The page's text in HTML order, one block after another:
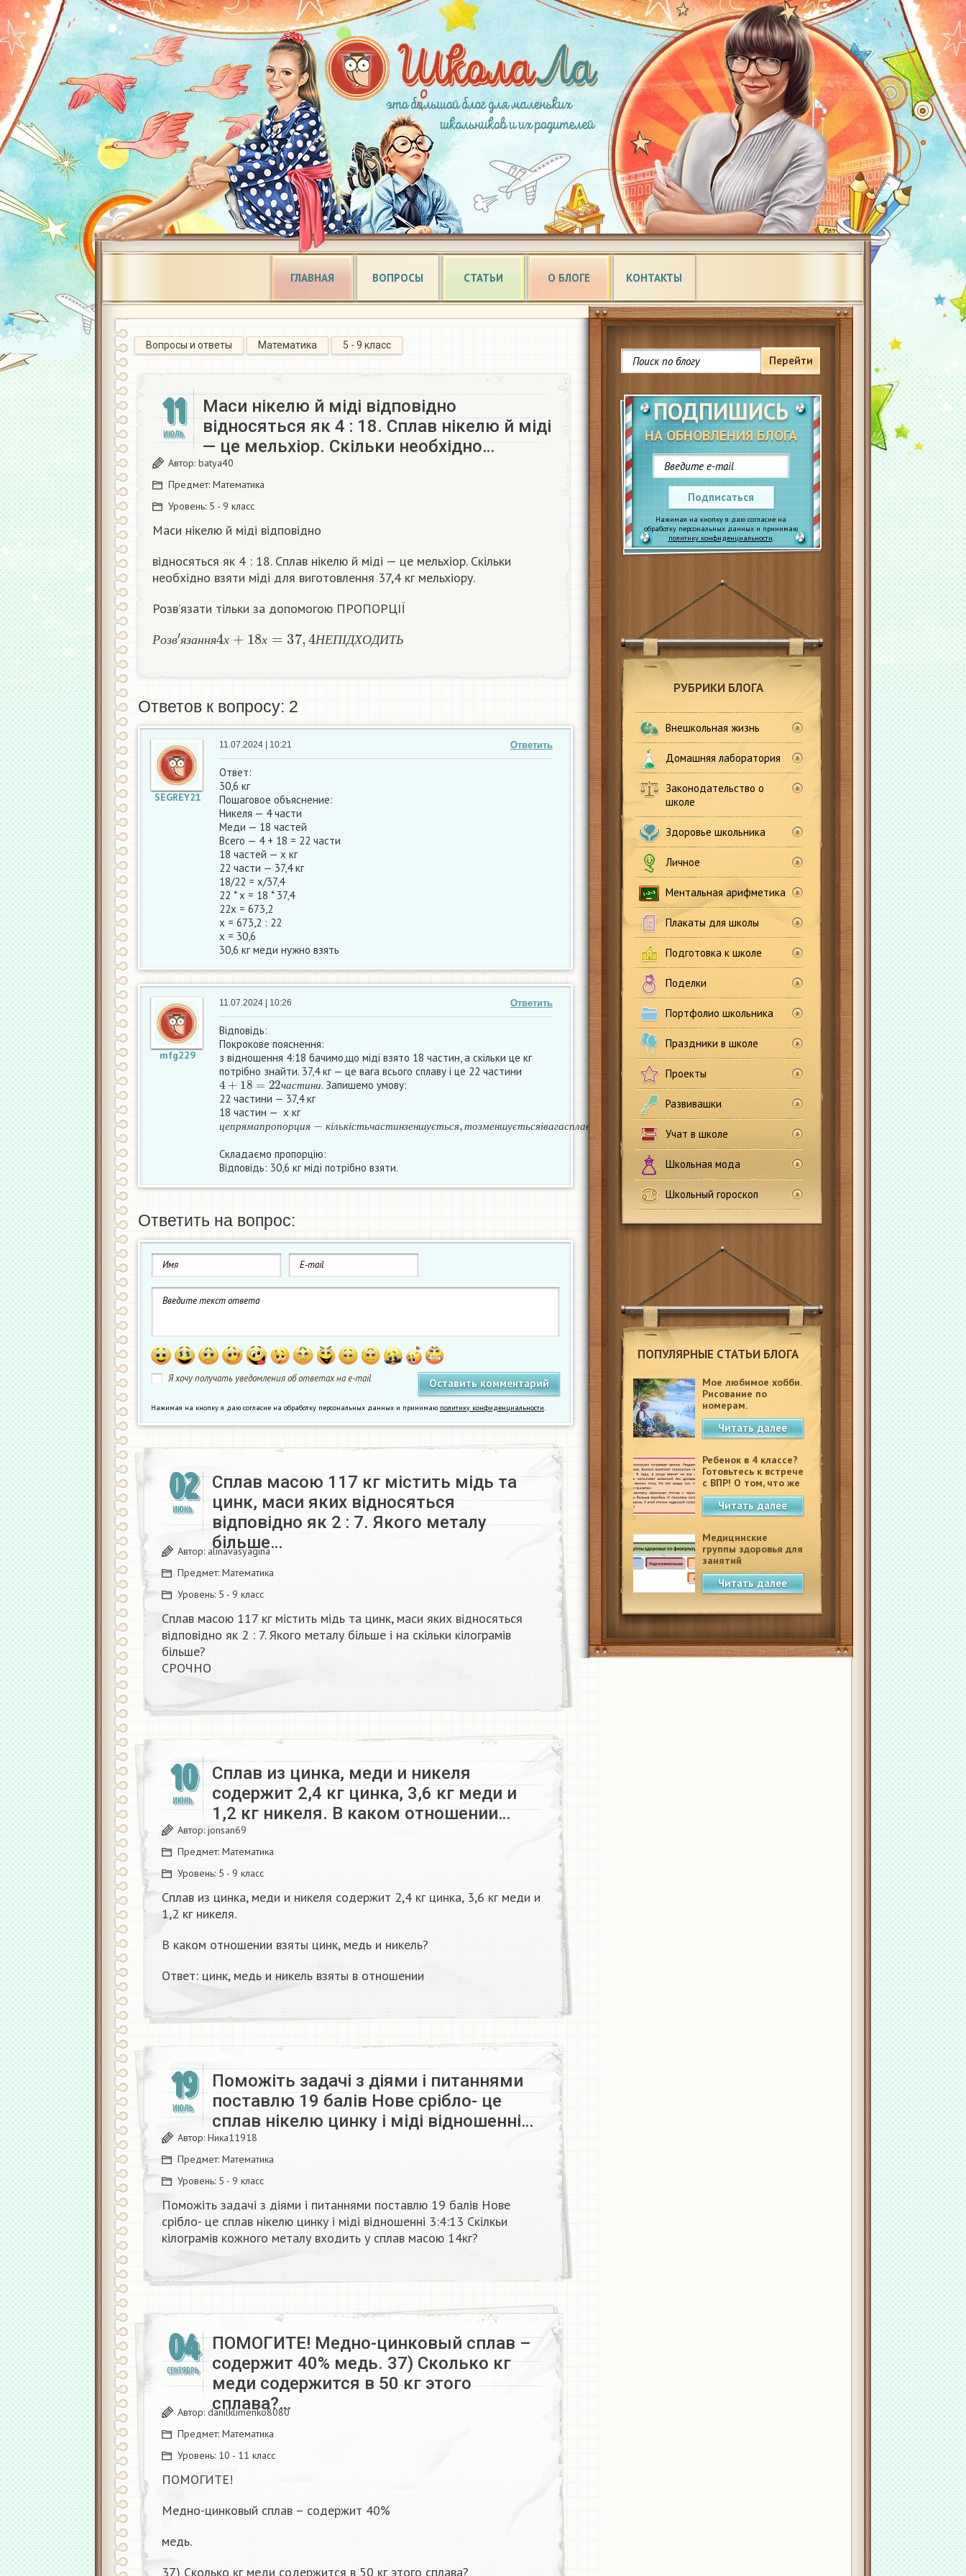
ГЛАВНАЯ ВОПРОСЫ СТАТЬИ О БЛОГЕ КОНТАКТЫ
Перейти
ПОДПИШИСЬ
НА ОБНОВЛЕНИЯ БЛОГА
Подписаться
Нажимая на кнопку я даю согласие на
обработку персональных данных и принимаю
политику конфиденциальности.
РУБРИКИ БЛОГА
Внешкольная жизнь
Домашняя лаборатория
Законодательство о
школе
Здоровье школьника
Личное
Ментальная арифметика
Плакаты для школы
Подготовка к школе
Поделки
Портфолио школьника
Праздники в школе
Проекты
Развивашки
Учат в школе
Школьная мода
Школьный гороскоп
ПОПУЛЯРНЫЕ СТАТЬИ БЛОГА
Мое любимое хобби.
Рисование по
номерам.
Читать далее
Ребенок в 4 классе?
Готовьтесь к встрече
с ВПР! О том, что же
это такое.
Читать далее
Медицинские
группы здоровья для
занятий
физкультурой в
школеЧитать далее
Вопросы и ответы Математика 5 - 9 класс
11
ИЮЛЬ
Маси нікелю й міді відповідно
відносяться як 4 : 18. Сплав нікелю й міді
— це мельхіор. Скільки необхідно…
Автор: batya40
Предмет: Математика
Уровень: 5 - 9 класс
Маси нікелю й міді відповідно
відносяться як 4 : 18. Сплав нікелю й міді — це мельхіор. Скільки
необхідно взяти міді для виготовлення 37,4 кг мельхіору.
Розв’язати тільки за допомогою ПРОПОРЦІЇ
Р о з в яз а н ня х х НЕПІДХ ОДИ ТЬ
в н + 18 37, Н
Ответов к вопросу: 2
SEGREY21
Ответить
11.07.2024 | 10:21
Ответ:
30,6 кг
Пошаговое объяснение:
Никеля — 4 части
Меди — 18 частей
Всего — 4 + 18 = 22 части
18 частей — х кг
22 части — 37,4 кг
18/22 = х/37,4
22 * х = 18 * 37,4
22х = 673,2
х = 673,2 : 22
х = 30,6
30,6 кг меди нужно взять
mfg229
Ответить
11.07.2024 | 10:26
Відповідь:
Покрокове пояснення:
з відношення 4:18 бачимо,що міді взято 18 частин, а скільки це кг
потрібно знайти. 37,4 кг — це вага всього сплаву і це 22 частини
4+18=22 частин и
. Запишемо умову:
22 частини — 37,4 кг
18 частин — х кг
ц е п рям а п р о п о р ц ия кіл ь кі с т ь ча с т и нз е ншу є т ь ся т озм ен ш у єть ся і в аг а спл а в
це пряма пр опо к ь єт сп ву
Складаємо пропорцію:
Відповідь: 30,6 кг міді потрібно взяти.
Ответить на вопрос:
Я хочу получать уведомления об ответах на e-mail
Нажимая на кнопку я даю согласие на обработку персональных данных и принимаю политику конфиденциальности.
02
ИЮНЬ
Сплав масою 117 кг містить мідь та
цинк, маси яких відносяться
відповідно як 2 : 7. Якого металу
більше…
Автор: alinavasyagina
Предмет: Математика
Уровень: 5 - 9 класс
Сплав масою 117 кг містить мідь та цинк, маси яких відносяться
відповідно як 2 : 7. Якого металу більше і на скільки кілограмів
більше?
СРОЧНО ​
10
ИЮНЬ
Сплав из цинка, меди и никеля
содержит 2,4 кг цинка, 3,6 кг меди и
1,2 кг никеля. В каком отношении…
Автор: jonsan69
Предмет: Математика
Уровень: 5 - 9 класс
Сплав из цинка, меди и никеля содержит 2,4 кг цинка, 3,6 кг меди и
1,2 кг никеля.
В каком отношении взяты цинк, медь и никель?
Ответ: цинк, медь и никель взяты в отношении
19
ИЮЛЬ
Поможіть задачі з діями і питаннями
поставлю 19 балів Нове срібло- це
сплав нікелю цинку і міді відношенні…
Автор: Ника11918
Предмет: Математика
Уровень: 5 - 9 класс
Поможіть задачі з діями і питаннями поставлю 19 балів Нове
срібло- це сплав нікелю цинку і міді відношенні 3:4:13 Скілкьи
кілограмів кожного металу входить у сплав масою 14кг?
04
СЕНТЯБРЬ
ПОМОГИТЕ! Медно-цинковый сплав –
содержит 40% медь. 37) Сколько кг
меди содержится в 50 кг этого
сплава?…
Автор: danilklimenko8080
Предмет: Математика
Уровень: 10 - 11 класс
ПОМОГИТЕ!
Медно-цинковый сплав – содержит 40%
медь.
37) Сколько кг меди содержится в 50 кг этого сплава?